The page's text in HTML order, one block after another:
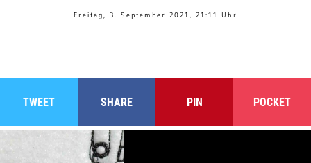
Freitag, 3. September 2021, 21:11 Uhr
TWEET SHARE PIN POCKET